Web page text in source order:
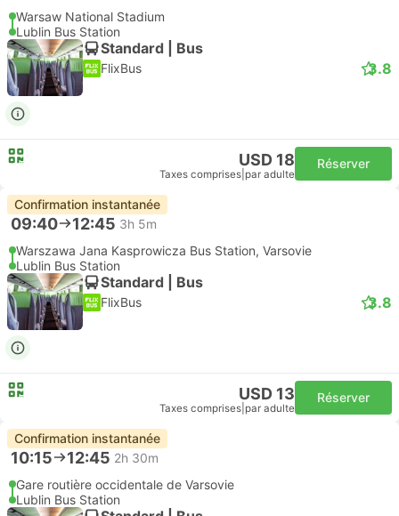
Warsaw National Stadium
Lublin Bus Station
Standard | Bus
FlixBus 3.8
USD 18
Taxes comprises par adulte
Réserver
Confirmation instantanée
09:40 12:45 3h 5m
Warszawa Jana Kasprowicza Bus Station, Varsovie
Lublin Bus Station
Standard | Bus
FlixBus 3.8
USD 13
Taxes comprises par adulte
Réserver
Confirmation instantanée
10:15 12:45 2h 30m
Gare routière occidentale de Varsovie
Lublin Bus Station